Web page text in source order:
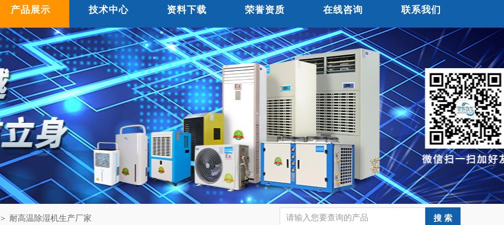
产品展示 技术中心 资料下载 荣誉资质 在线咨询 联系我们
＞ 耐高温除湿机生产厂家